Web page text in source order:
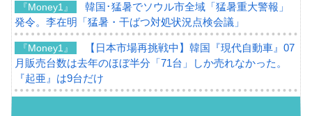
『Money1』
韓国･猛暑でソウル市全域「猛暑重大警報」
発令。李在明「猛暑・干ばつ対処状況点検会議」
『Money1』
【日本市場再挑戦中】韓国『現代自動車』07
月販売台数は去年のほぼ半分「71台」しか売れなかった。
『起亜』は9台だけ